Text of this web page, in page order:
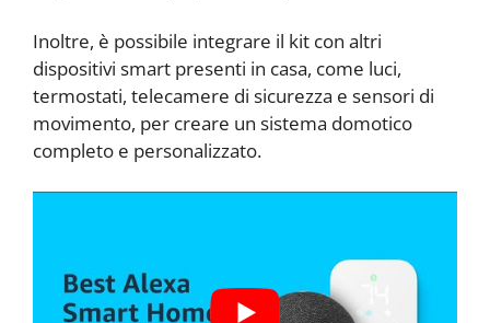
Inoltre, è possibile integrare il kit con altri
dispositivi smart presenti in casa, come luci,
termostati, telecamere di sicurezza e sensori di
movimento, per creare un sistema domotico
completo e personalizzato.